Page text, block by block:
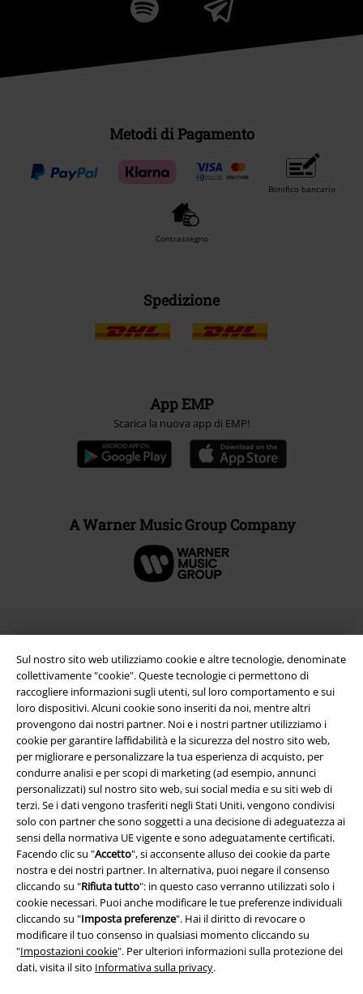
Sul nostro sito web utilizziamo cookie e altre tecnologie, denominate
collettivamente "cookie". Queste tecnologie ci permettono di
raccogliere informazioni sugli utenti, sul loro comportamento e sui
loro dispositivi. Alcuni cookie sono inseriti da noi, mentre altri
provengono dai nostri partner. Noi e i nostri partner utilizziamo i
cookie per garantire laffidabilità e la sicurezza del nostro sito web,
per migliorare e personalizzare la tua esperienza di acquisto, per
condurre analisi e per scopi di marketing (ad esempio, annunci
personalizzati) sul nostro sito web, sui social media e su siti web di
terzi. Se i dati vengono trasferiti negli Stati Uniti, vengono condivisi
solo con partner che sono soggetti a una decisione di adeguatezza ai
sensi della normativa UE vigente e sono adeguatamente certificati.
Facendo clic su "Accetto", si acconsente alluso dei cookie da parte
nostra e dei nostri partner. In alternativa, puoi negare il consenso
cliccando su "Rifiuta tutto": in questo caso verranno utilizzati solo i
cookie necessari. Puoi anche modificare le tue preferenze individuali
cliccando su "Imposta preferenze". Hai il diritto di revocare o
modificare il tuo consenso in qualsiasi momento cliccando su
"Impostazioni cookie". Per ulteriori informazioni sulla protezione dei
dati, visita il sito Informativa sulla privacy.
Metodi di Pagamento
Bonifico bancario
Contrassegno
Spedizione
App EMP
Scarica la nuova app di EMP!
A Warner Music Group Company
Info legali
Termini & Condizioni
Redazione
Legge sulla Privacy
Smaltimento rifiuti e protezione dell’ambiente
Dichiarazione di Conformità
Informazioni sull'accessibilità